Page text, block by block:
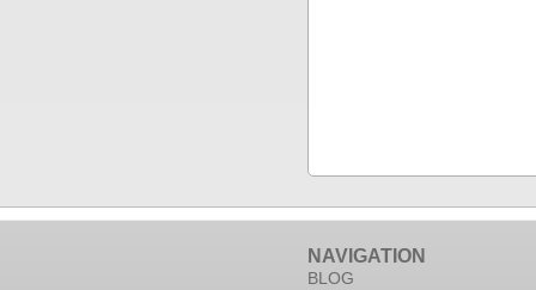
NAVIGATION
BLOG